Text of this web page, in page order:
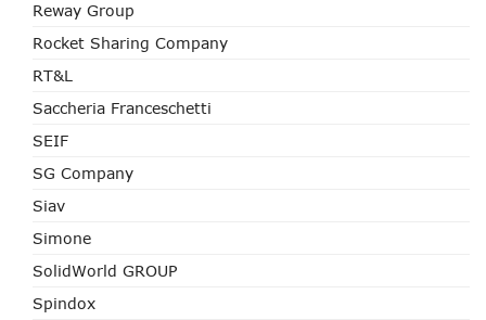
Reway Group
Rocket Sharing Company
RT&L
Saccheria Franceschetti
SEIF
SG Company
Siav
Simone
SolidWorld GROUP
Spindox